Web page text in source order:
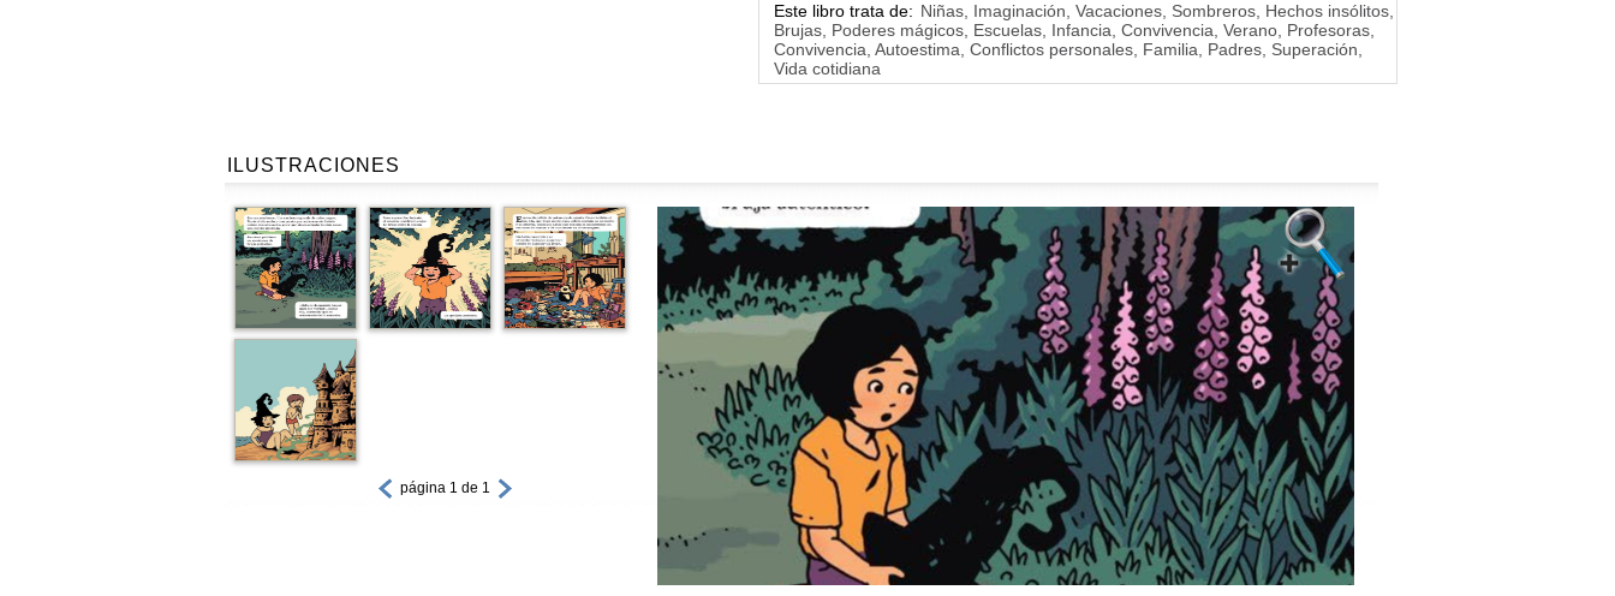
Este libro trata de: Niñas, Imaginación, Vacaciones, Sombreros, Hechos insólitos,
Brujas, Poderes mágicos, Escuelas, Infancia, Convivencia, Verano, Profesoras,
Convivencia, Autoestima, Conflictos personales, Familia, Padres, Superación,
Vida cotidiana
ILUSTRACIONES
página 1 de 1